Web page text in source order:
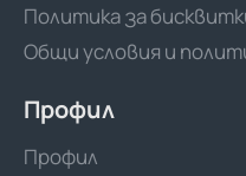
Политика за
Общи условия и
Профил
Профил